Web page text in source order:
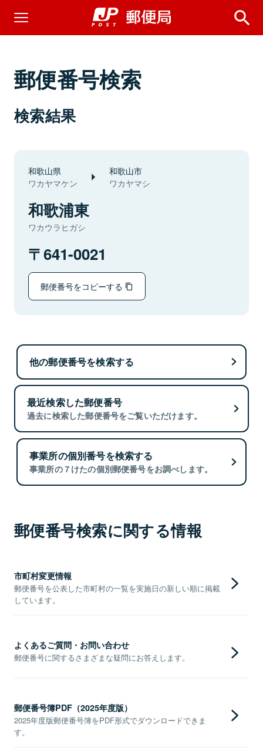
郵便番号検索
検索結果
和歌山県
ワカヤマケン
和歌山市
ワカヤマシ
和歌浦東
ワカウラヒガシ
641-0021
郵便番号をコピーする
他の郵便番号を検索する
最近検索した郵便番号
過去に検索した郵便番号をご覧いただけます。
事業所の個別番号を検索する
事業所の７けたの個別郵便番号をお調べします。
郵便番号検索に関する情報
市町村変更情報
郵便番号を公表した市町村の一覧を実施日の新しい順に掲載
しています。
よくあるご質問・お問い合わせ
郵便番号に関するさまざまな疑問にお答えします。
郵便番号簿PDF（2025年度版）
2025年度版郵便番号簿をPDF形式でダウンロードできま
す。